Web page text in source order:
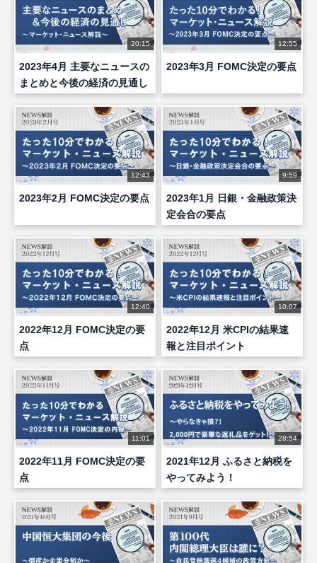
20:15
2023年4月 主要なニュースの
まとめと今後の経済の見通し
12:55
2023年3月 FOMC決定の要点
12:43
2023年2月 FOMC決定の要点
9:59
2023年1月 日銀・金融政策決
定会合の要点
12:40
2022年12月 FOMC決定の要
点
10:07
2022年12月 米CPIの結果速
報と注目ポイント
11:01
2022年11月 FOMC決定の要
点
28:54
2021年12月 ふるさと納税を
やってみよう！